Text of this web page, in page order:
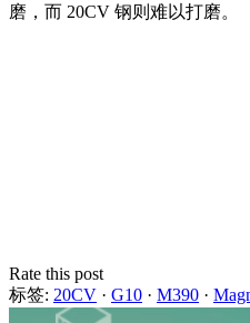
磨，而 20CV 钢则难以打磨。
Rate this post
标签: 20CV · G10 · M390 ·